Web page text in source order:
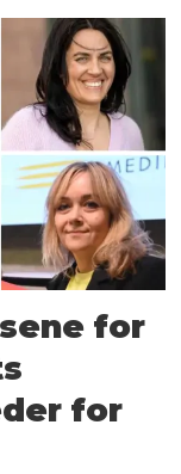
for
for